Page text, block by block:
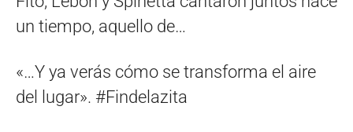
un tiempo, aquello de…
«…Y ya verás cómo se transforma el aire
del lugar». #Findelazita